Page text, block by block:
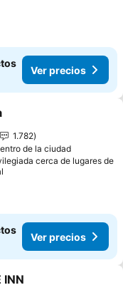
Ver precios
favoritos
1.782
de la ciudad
cerca de lugares de
Ver precios
favoritos
INN